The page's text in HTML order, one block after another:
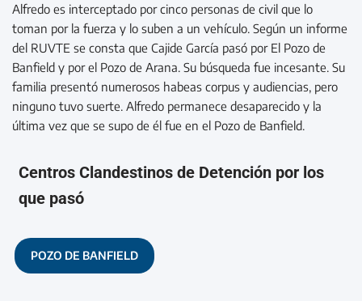
Alfredo es interceptado por cinco personas de civil que lo
toman por la fuerza y lo suben a un vehículo. Según un informe
del RUVTE se consta que Cajide García pasó por El Pozo de
Banfield y por el Pozo de Arana. Su búsqueda fue incesante. Su
familia presentó numerosos habeas corpus y audiencias, pero
ninguno tuvo suerte. Alfredo permanece desaparecido y la
última vez que se supo de él fue en el Pozo de Banfield.
Centros Clandestinos de Detención por los
que pasó
POZO DE BANFIELD